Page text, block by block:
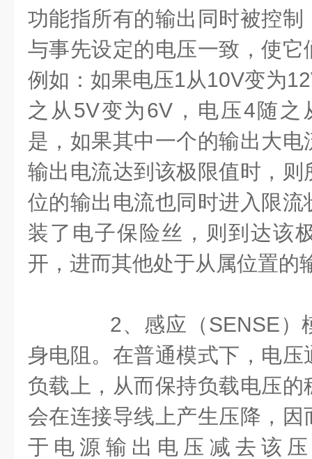
功能指所有的输出同时被控
与事先设定的电压一致，使
例如：如果电压1从10V变为
之从5V变为6V，电压4随之
是，如果其中一个的输出大
输出电流达到该极限值时，
位的输出电流也同时进入限
装了电子保险丝，则到达该
开，进而其他处于从属位置的
2、感应（SENSE）
身电阻。在普通模式下，电
负载上，从而保持负载电压
会在连接导线上产生压降，
于电源输出电压减去该压